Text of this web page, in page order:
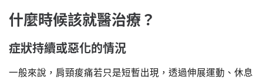
什麼時候該就醫治療？
症狀持續或惡化的情況
一般來說，肩頸痠痛若只是短暫出現，透過伸展運動、休息